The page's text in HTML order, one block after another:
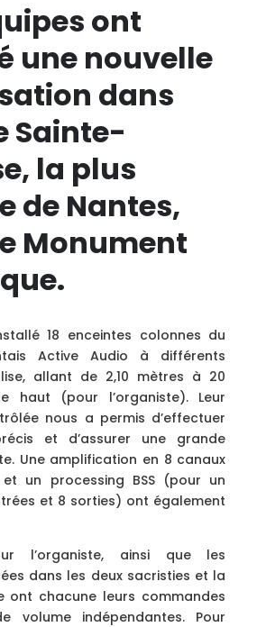
ont
une nouvelle
dans
Sainte-
la plus
de Nantes,
Monument
18 enceintes colonnes du
Active Audio à différents
allant de 2,10 mètres à 20
haut (pour l’organiste). Leur
nous a permis d’effectuer
et d’assurer une grande
Une amplification en 8 canaux
un processing BSS (pour un
et 8 sorties) ont également
l’organiste, ainsi que les
dans les deux sacristies et la
ont chacune leurs commandes
volume indépendantes. Pour